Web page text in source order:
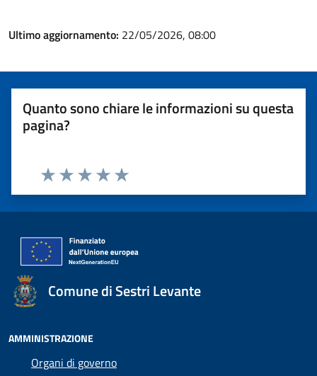
Ultimo aggiornamento: 22/05/2026, 08:00
Quanto sono chiare le informazioni su questa
pagina?
Valuta 5 stelle su 5
Valuta 4 stelle su 5
Valuta 3 stelle su 5
Valuta 2 stelle su 5
Valuta 1 stelle su 5
Comune di Sestri Levante
AMMINISTRAZIONE
Organi di governo